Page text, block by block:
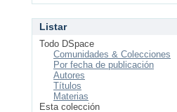
Listar
Todo DSpace
Comunidades & Colecciones
Por fecha de publicación
Autores
Títulos
Materias
Esta colección